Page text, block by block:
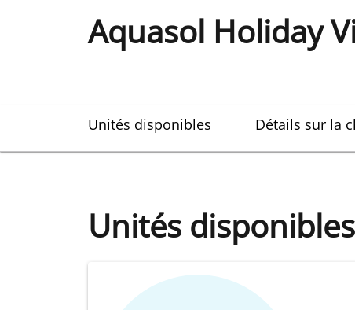
Aquasol Holiday
Unités disponibles Détails sur la
Unités disponibles